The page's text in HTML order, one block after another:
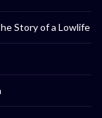
Story of a Lowlife